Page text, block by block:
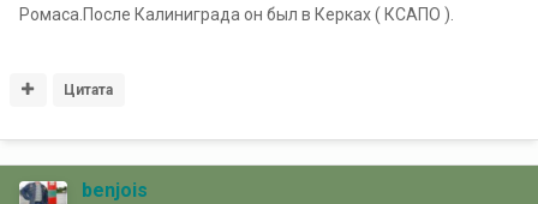
Ромаса.После Калиниграда он был в Керках ( КСАПО ).
Цитата
benjois